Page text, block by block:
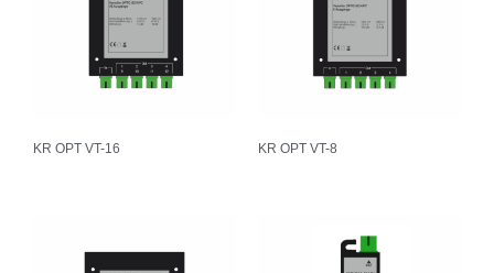
KR OPT VT-16 KR OPT VT-8